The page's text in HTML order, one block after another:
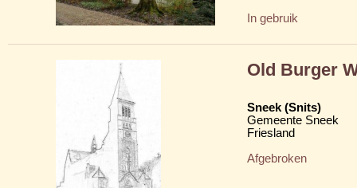
In gebruik
Old Burger
Sneek (Snits)
Gemeente Sneek
Friesland
Afgebroken